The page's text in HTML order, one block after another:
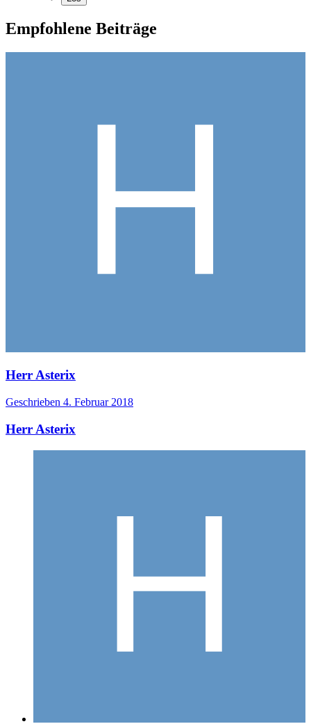
Empfohlene Beiträge
Herr Asterix
Geschrieben 4. Februar 2018
Herr Asterix